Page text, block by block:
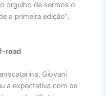
orgulho de sermos o
a primeira edição”,
road
Giovani
a expectativa com os